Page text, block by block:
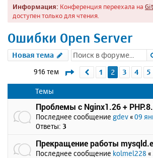
к
м
Информация: Конференция переехала на
доступен только для чтения.
Ошибки Open Server
Новая тема
916 тем Страница 2из46
Пред.
1 2 3 4 5
Темы
Проблемы с Nginx1.26 +
Последнее сообщение gdev «09
Ответы: 3
Прекращение работы
Последнее сообщение kolmel228 «